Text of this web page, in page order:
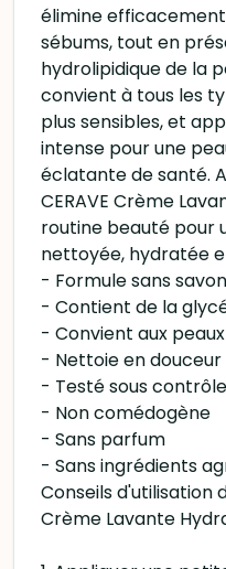
élimine
sébums, tout en
hydrolipidique de la
convient à tous les
plus sensibles, et
intense pour une
éclatante de santé.
CERAVE Crème
routine beauté pour
nettoyée, hydratée
- Formule sans savon
- Contient de la
- Convient aux
- Nettoie en
- Testé sous
- Non comédogène
- Sans parfum
- Sans ingrédients
Conseils d'utilisation
Crème Lavante